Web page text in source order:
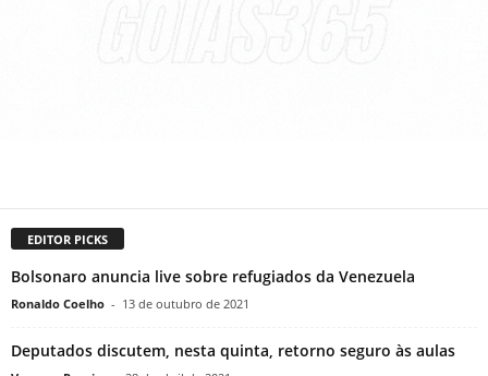
EDITOR PICKS
Bolsonaro anuncia live sobre refugiados da Venezuela
Ronaldo Coelho - 13 de outubro de 2021
Deputados discutem, nesta quinta, retorno seguro às aulas